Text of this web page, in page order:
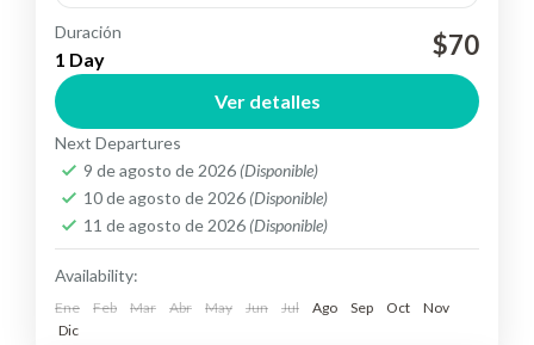
Saldremos desde Quito temprano en la mañana y
tomaremos la carretera Panamericana en
dirección Norte. Disfruta del lado norte de la
Avenida de los volcanes....
Otavalo
Duración
1 Day $70
Ver detalles
Next Departures
9 de agosto de 2026 (Disponible)
10 de agosto de 2026 (Disponible)
11 de agosto de 2026 (Disponible)
Availability:
Ene Feb Mar Abr May Jun Jul Ago Sep Oct
Nov
Dic